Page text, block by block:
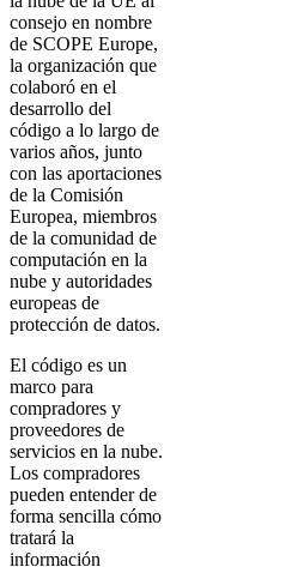
consejo en nombre
de SCOPE Europe,
la organización que
colaboró en el
desarrollo del
código a lo largo de
varios años, junto
con las aportaciones
de la Comisión
Europea, miembros
de la comunidad de
computación en la
nube y autoridades
europeas de
protección de datos.
El código es un
marco para
compradores y
proveedores de
servicios en la nube.
Los compradores
pueden entender de
forma sencilla cómo
tratará la
información